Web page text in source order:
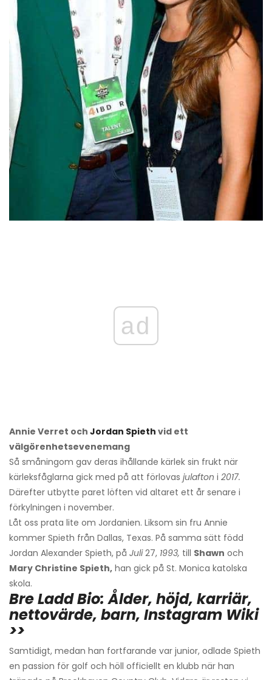
ad
Annie Verret och Jordan Spieth vid ett
välgörenhetsevenemang
Så småningom gav deras ihållande kärlek sin frukt när
kärleksfåglarna gick med på att förlovas julafton i 2017.
Därefter utbytte paret löften vid altaret ett år senare i
förkylningen i november.
Låt oss prata lite om Jordanien. Liksom sin fru Annie
kommer Spieth från Dallas, Texas. På samma sätt född
Jordan Alexander Spieth, på Juli27, 1993, till Shawn och
Mary Christine Spieth, han gick på St. Monica katolska
skola.
Bre Ladd Bio: Ålder, höjd, karriär,
nettovärde, barn, Instagram Wiki
>>
Samtidigt, medan han fortfarande var junior, odlade Spieth
en passion för golf och höll officiellt en klubb när han